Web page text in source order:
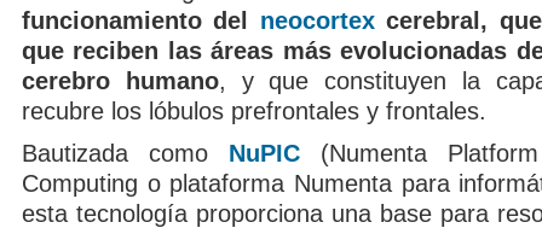
funcionamiento del neocortexcerebral,
que reciben las áreas más evolucionadas
cerebro humano, y que constituyen la
recubre los lóbulos prefrontales y frontales.
Bautizada como NuPIC (Numenta
Computing o plataforma Numenta para
esta tecnología proporciona una base para